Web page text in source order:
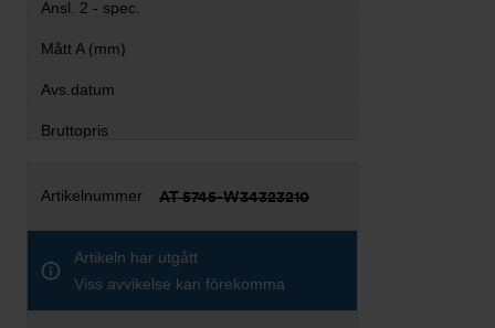
AT 5745-W34323210
Artikeln har utgått
Viss avvikelse kan förekomma